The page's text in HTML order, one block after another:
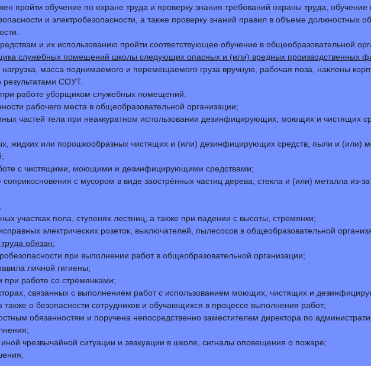
пройти обучение по охране труда и проверку знания требований охраны труда,
и электробезопасности, а также проверку знаний правил в объеме должностных
и их использованию пройти соответствующее обучение в общеобразовательной
служебных помещений школы следующих опасных и (или) вредных производственных
масса поднимаемого и перемещаемого груза вручную, рабочая поза, наклоны
СОУТ.
работе уборщиком служебных помещений:
рабочего места в общеобразовательной организации;
частей тела при неаккуратном использовании дезинфицирующих, моющих и чистящих
жидких или порошкообразных чистящих и (или) дезинфицирующих средств, пыли и (или)
с чистящими, моющими и дезинфицирующими средствами;
с мусором в виде заострённых частиц дерева, стекла и (или) металла из-
участках пола, ступенях лестниц, а также при падении с высоты, стремянки;
электрических розеток, выключателей, пылесосов в общеобразовательной
обязан:
при выполнении работ в общеобразовательной организации;
личной гигиены;
при работе со стремянками;
связанных с выполнением работ с использованием моющих, чистящих и
о безопасности сотрудников и обучающихся в процессе выполнения работ;
обязанностям и поручена непосредственно заместителем директора по
чрезвычайной ситуации и эвакуации в школе, сигналы оповещения о пожаре;